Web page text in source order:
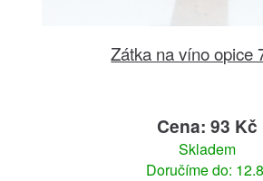
Zátka na víno opice
Cena: 93 Kč
Skladem
Doručíme do: